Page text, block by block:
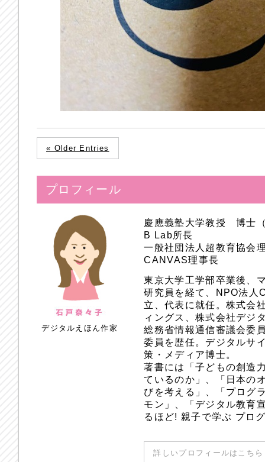
« Older Entries
プロフィール
デジタルえほん作家
慶應義塾大学教授 博士
B Lab所長
一般社団法人超教育協会
CANVAS理事長
東京大学工学部卒業後、
研究員を経て、NPO法人
立、代表に就任。株式会
ィングス、株式会社デジ
総務省情報通信審議会委
委員を歴任。デジタルサ
策・メディア博士。
著書には「子どもの創造
ているのか」、「日本の
びを考える」、「プログ
モン」、「デジタル教育
るほど! 親子で学ぶ プロ
詳しいプロフィールはこち